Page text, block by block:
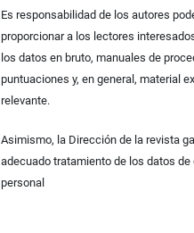
Es responsabilidad de los autores
proporcionar a los lectores
los datos en bruto, manuales de
puntuaciones y, en general, material
relevante.
Asimismo, la Dirección de la revista
adecuado tratamiento de los datos de
personal